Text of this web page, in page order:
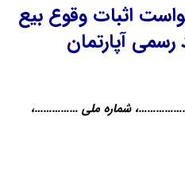
اثبات وقوع بیع
رسمی آپارتمان
شماره ملی ……………،